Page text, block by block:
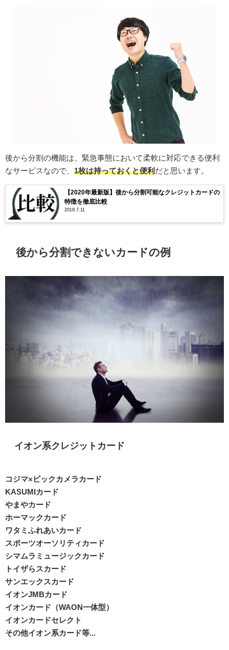
後から分割の機能は、緊急事態において柔軟に対応できる便利
なサービスなので、 1枚は持っておくと便利だと思います。
【2020年最新版】後から分割可能なクレジットカードの
特徴を徹底比較
2019.7.11
後から分割できないカードの例
イオン系クレジットカード
コジマ×ビックカメラカード
KASUMIカード
やまやカード
ホーマックカード
ワタミふれあいカード
スポーツオーソリティカード
シマムラミュージックカード
トイザらスカード
サンエックスカード
イオンJMBカード
イオンカード（WAON一体型）
イオンカードセレクト
その他イオン系カード等...